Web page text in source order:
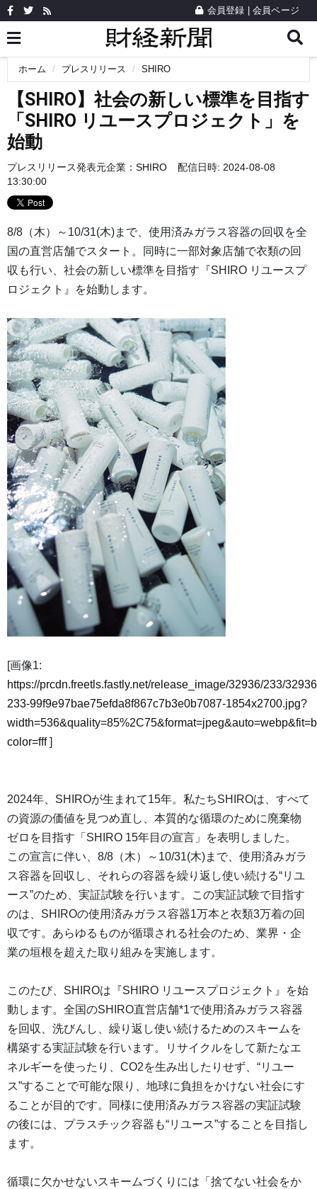
会員登録 会員ページ
ホーム プレスリリース SHIRO
【SHIRO】社会の新しい標準を目指す
「SHIRO リユースプロジェクト」を
始動
プレスリリース発表元企業： SHIRO
配信日時: 2024-08-08
13:30:00
8/8（木）～10/31(木)まで、使用済みガラス容器の回収を全
国の直営店舗でスタート。同時に一部対象店舗で衣類の回
収も行い、社会の新しい標準を目指す『SHIRO リユースプ
ロジェクト』を始動します。
[画像1:
https://prcdn.freetls.fastly.net/release_image/32936/233/
233-99f9e97bae75efda8f867c7b3e0b7087-1854x2700.jpg?
color=fff]
2024年、SHIROが生まれて15年。私たちSHIROは、すべて
の資源の価値を見つめ直し、本質的な循環のために廃棄物
ゼロを目指す「SHIRO 15年目の宣言」を表明しました。
この宣言に伴い、8/8（木）～10/31(木)まで、使用済みガラ
ス容器を回収し、それらの容器を繰り返し使い続ける“リユ
ース”のため、実証試験を行います。この実証試験で目指す
のは、SHIROの使用済みガラス容器1万本と衣類3万着の回
収です。あらゆるものが循環される社会のため、業界・企
業の垣根を超えた取り組みを実施します。
このたび、SHIROは『SHIRO リユースプロジェクト』を始
動します。全国のSHIRO直営店舗*1で使用済みガラス容器
を回収、洗びんし、繰り返し使い続けるためのスキームを
構築する実証試験を行います。リサイクルをして新たなエ
ネルギーを使ったり、CO2を生み出したりせず、“リユー
ス”することで可能な限り、地球に負担をかけない社会にす
ることが目的です。同様に使用済みガラス容器の実証試験
の後には、プラスチック容器も“リユース”することを目指し
ます。
循環に欠かせないスキームづくりには「捨てない社会をか